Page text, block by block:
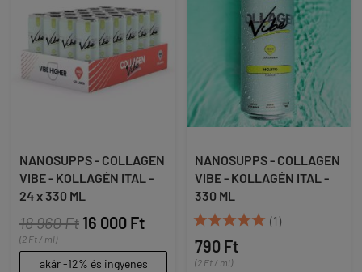
NANOSUPPS - COLLAGEN
VIBE - KOLLAGÉN ITAL -
24 x 330 ML
18 960 Ft 16 000 Ft
(2 Ft / ml)
akár -12% és ingyenes
NANOSUPPS - COLLAGEN
VIBE - KOLLAGÉN ITAL -
330 ML
 (1)
790 Ft
(2 Ft / ml)